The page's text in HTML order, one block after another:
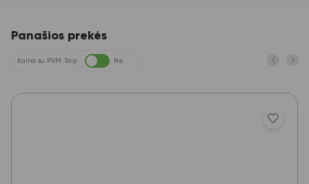
Panašios prekės
Kaina su PVM Taip Ne